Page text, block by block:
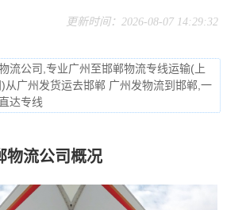
更新时间：2026-08-07 14:29:32
流公司,专业广州至邯郸物流专线运输(上
从广州发货运去邯郸 广州发物流到邯郸,一
达专线
物流公司概况